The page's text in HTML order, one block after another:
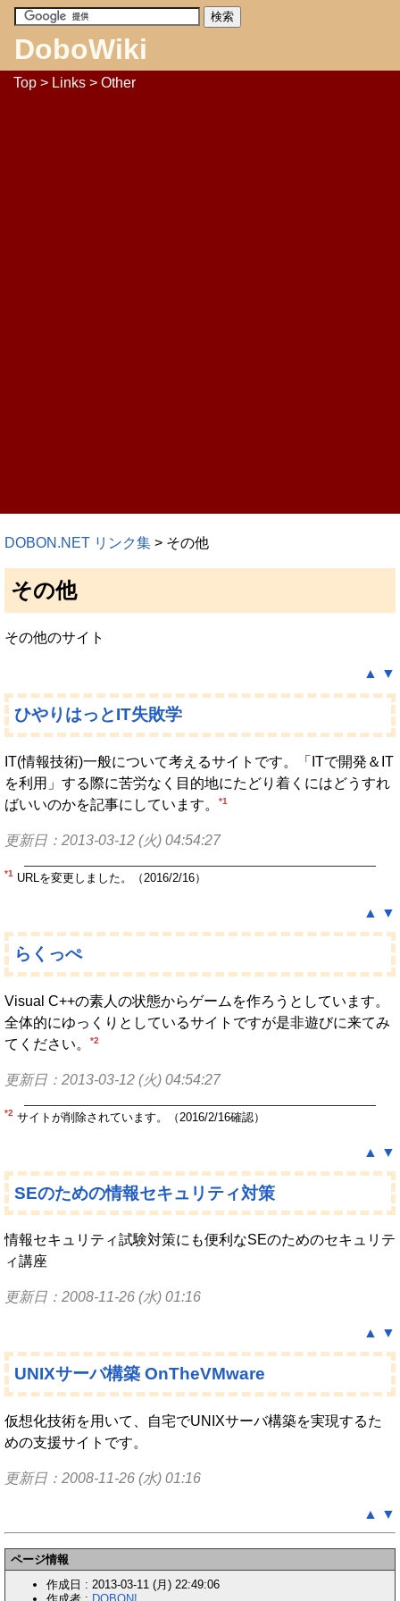
DoboWiki
Top > Links > Other
DOBON.NET リンク集 > その他
その他
その他のサイト
▲ ▼
ひやりはっとIT失敗学
IT(情報技術)一般について考えるサイトです。「ITで開発＆IT
を利用」する際に苦労なく目的地にたどり着くにはどうすれ
ばいいのかを記事にしています。
*1
更新日：2013-03-12 (火) 04:54:27
*1 URLを変更しました。（2016/2/16）
▲ ▼
らくっぺ
Visual C++の素人の状態からゲームを作ろうとしています。
全体的にゆっくりとしているサイトですが是非遊びに来てみ
てください。
*2
更新日：2013-03-12 (火) 04:54:27
*2 サイトが削除されています。（2016/2/16確認）
▲ ▼
SEのための情報セキュリティ対策
情報セキュリティ試験対策にも便利なSEのためのセキュリテ
ィ講座
更新日：2008-11-26 (水) 01:16
▲ ▼
UNIXサーバ構築 OnTheVMware
仮想化技術を用いて、自宅でUNIXサーバ構築を実現するた
めの支援サイトです。
更新日：2008-11-26 (水) 01:16
▲ ▼
ページ情報
作成日 : 2013-03-11 (月) 22:49:06